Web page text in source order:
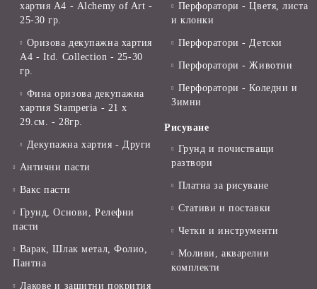
хартия А4 - Alchemy of Art -
25-30 гр.
Оризова декупажна хартия
А4 - Itd. Collection - 25-30
гр.
Фина оризова декупажна
хартия Stamperia - 21 х
29.см. - 28гр.
Декупажна хартия - Други
Антични пасти
Вакс пасти
Грунд, Основи, Релефни
пасти
Варак, Шлак метал, Фолио,
Пантна
Лакове и защитни покрития
Перфоратори - Цветя, листа
и клонки
Перфоратори - Детски
Перфоратори - Животни
Перфоратори - Коледни и
Зимни
Рисуване
Грунд и почистващи
разтвори
Платна за рисуване
Стативи и поставки
Четки и инструменти
Моливи, акварелни
комплекти